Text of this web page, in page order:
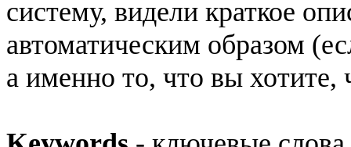
систему, видели краткое
автоматическим образом
а именно то, что вы хотите,